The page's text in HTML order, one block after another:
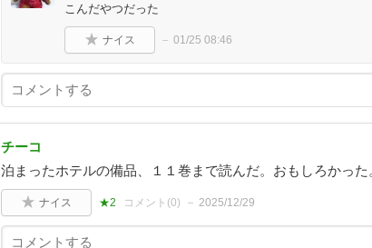
こんだやつだった
ナイス 01/25 08:46
チーコ
泊まったホテルの備品、１１巻まで読んだ。おもしろかった
ナイス ★2 コメント(0) 2025/12/29